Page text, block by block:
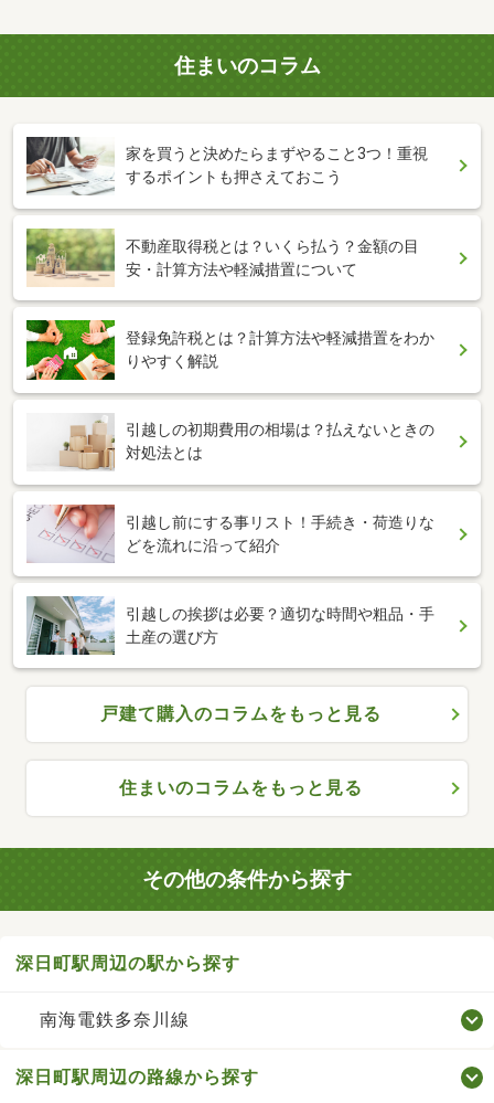
住まいのコラム
家を買うと決めたらまずやること3つ！重視
するポイントも押さえておこう
不動産取得税とは？いくら払う？金額の目
安・計算方法や軽減措置について
登録免許税とは？計算方法や軽減措置をわか
りやすく解説
引越しの初期費用の相場は？払えないときの
対処法とは
引越し前にする事リスト！手続き・荷造りな
どを流れに沿って紹介
引越しの挨拶は必要？適切な時間や粗品・手
土産の選び方
戸建て購入のコラムをもっと見る
住まいのコラムをもっと見る
その他の条件から探す
深日町駅周辺の駅から探す
南海電鉄多奈川線
深日町駅周辺の路線から探す